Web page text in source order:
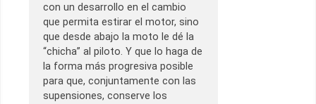
con un desarrollo en el cambio
que permita estirar el motor, sino
que desde abajo la moto le dé la
“chicha” al piloto. Y que lo haga de
la forma más progresiva posible
para que, conjuntamente con las
supensiones, conserve los